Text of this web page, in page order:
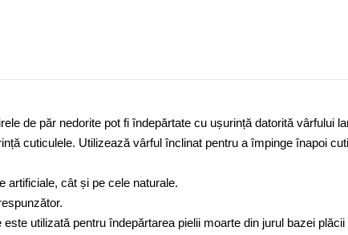
de păr nedorite pot fi îndepărtate cu ușurință datorită vârfului
cuticulele. Utilizează vârful înclinat pentru a împinge înapoi
artificiale, cât și pe cele naturale.
utilizată pentru îndepărtarea pielii moarte din jurul bazei